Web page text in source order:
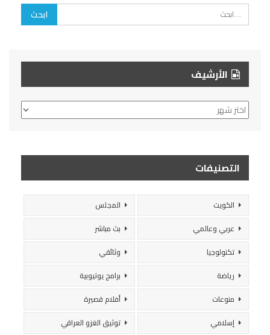
الأرشيف
الأرشيف
التصنيفات
الكويت
المجلس
عربي وعالمي
بث مباشر
تكنولوجيا
وثائقي
رياضة
برامج يوتيوبية
منوعات
أفلام قصيرة
إسلامي
توثيق الغزو العراقي